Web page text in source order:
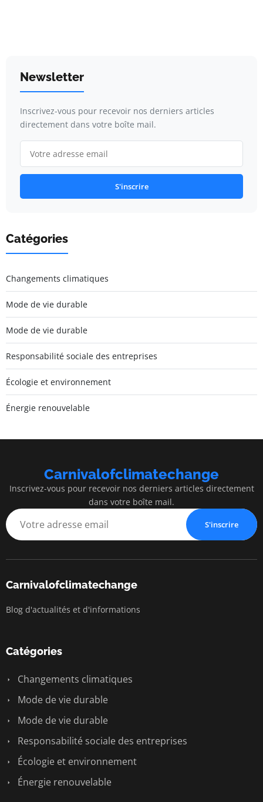
Newsletter
Inscrivez-vous pour recevoir nos derniers articles
directement dans votre boîte mail.
S'inscrire
Catégories
Changements climatiques
Mode de vie durable
Mode de vie durable
Responsabilité sociale des entreprises
Écologie et environnement
Énergie renouvelable
Carnivalofclimatechange
Inscrivez-vous pour recevoir nos derniers articles directement
dans votre boîte mail.
S'inscrire
Carnivalofclimatechange
Blog d'actualités et d'informations
Catégories
Changements climatiques
Mode de vie durable
Mode de vie durable
Responsabilité sociale des entreprises
Écologie et environnement
Énergie renouvelable